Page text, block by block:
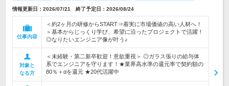
情報更新日：2026/07/21 終了予定日：2026/08/24
仕事内容
＜約2ヶ月の研修からSTART⇒着実に市場価値の高い人材へ！
＞基本からじっくり学び、希望に沿ったプロジェクトで活躍！
◎なりたいエンジニア像が叶う♪
対象と
なる方
＜未経験・第二新卒歓迎！意欲重視＞ ◎ガラス張りの給与体
系でエンジニアを守ります！★業界高水準の還元率で契約額の
80％＋αを還元 ★20代活躍中